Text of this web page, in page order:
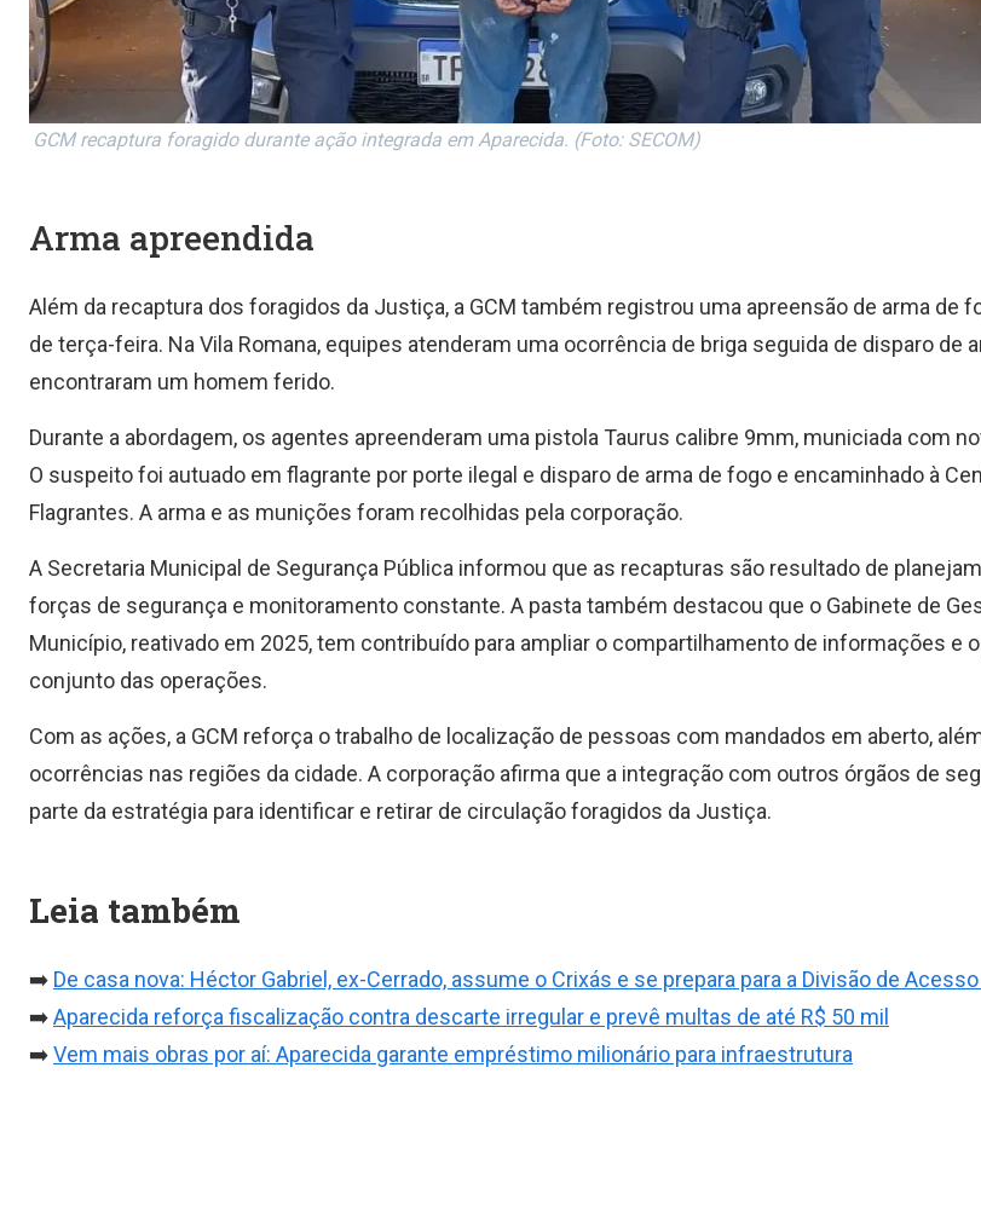
GCM recaptura foragido durante ação integrada em Aparecida. (Foto: SECOM)
Arma apreendida
Além da recaptura dos foragidos da Justiça, a GCM também registrou uma apreensão de arma de
de terça-feira. Na Vila Romana, equipes atenderam uma ocorrência de briga seguida de disparo de
encontraram um homem ferido.
Durante a abordagem, os agentes apreenderam uma pistola Taurus calibre 9mm, municiada com
O suspeito foi autuado em flagrante por porte ilegal e disparo de arma de fogo e encaminhado à
Flagrantes. A arma e as munições foram recolhidas pela corporação.
A Secretaria Municipal de Segurança Pública informou que as recapturas são resultado de
forças de segurança e monitoramento constante. A pasta também destacou que o Gabinete de
Município, reativado em 2025, tem contribuído para ampliar o compartilhamento de informações e
conjunto das operações.
Com as ações, a GCM reforça o trabalho de localização de pessoas com mandados em aberto,
ocorrências nas regiões da cidade. A corporação afirma que a integração com outros órgãos de
parte da estratégia para identificar e retirar de circulação foragidos da Justiça.
Leia também
➡️ De casa nova: Héctor Gabriel, ex-Cerrado, assume o Crixás e se prepara para a Divisão de
➡️Aparecida reforça fiscalização contra descarte irregular e prevê multas de até R$ 50 mil
➡️Vem mais obras por aí: Aparecida garante empréstimo milionário para infraestrutura